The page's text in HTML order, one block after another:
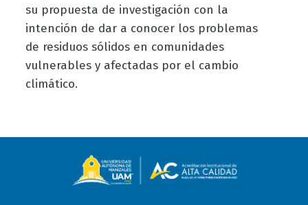
su propuesta de investigación con la
intención de dar a conocer los problemas
de residuos sólidos en comunidades
vulnerables y afectadas por el cambio
climático.